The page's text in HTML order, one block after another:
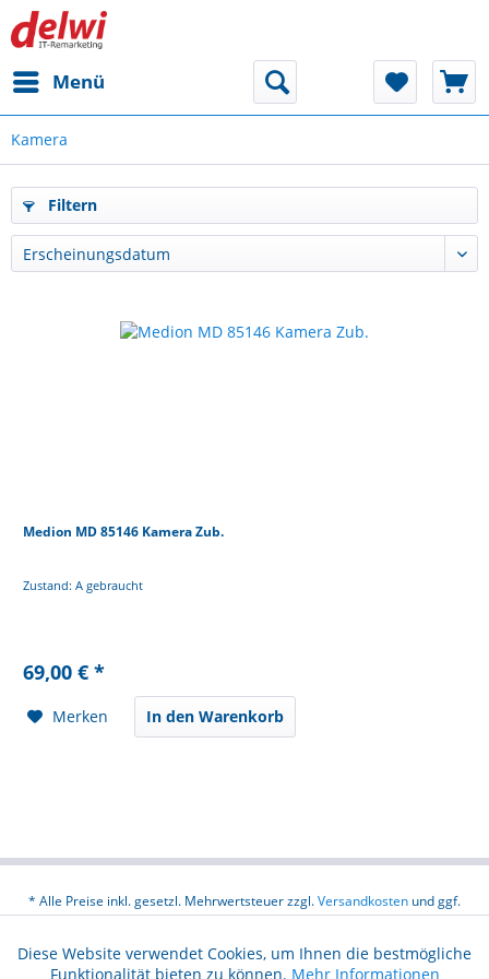
Menü
Kamera
Filtern
Medion MD 85146 Kamera Zub.
Zustand: A gebraucht
69,00 € *
Merken In den Warenkorb
* Alle Preise inkl. gesetzl. Mehrwertsteuer zzgl.Versandkosten und ggf.
Über uns Hilfe / Support Kontakt
Funktionale Aktiv
Diese Website verwendet Cookies, um Ihnen die bestmögliche
Funktionalität bieten zu können. Mehr Informationen